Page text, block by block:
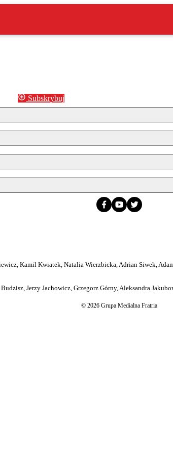
Subskrybuj
Kamil Kwiatek, Natalia Wierzbicka, Adrian Siwek,
Jerzy Jachowicz, Grzegorz Górny, Aleksandra
© 2026 Grupa Medialna Fratria